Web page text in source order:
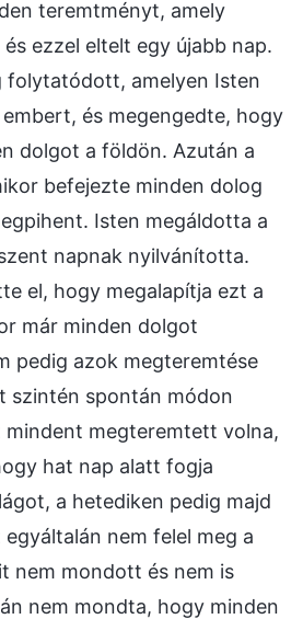
teremtményt, amely
ezzel eltelt egy újabb nap.
folytatódott, amelyen Isten
és megengedte, hogy
dolgot a földön. Azután a
befejezte minden dolog
Isten megáldotta a
napnak nyilvánította.
el, hogy megalapítja ezt a
már minden dolgot
pedig azok megteremtése
szintén spontán módon
mindent megteremtett volna,
hat nap alatt fogja
a hetediken pedig majd
nem felel meg a
nem mondott és nem is
nem mondta, hogy minden